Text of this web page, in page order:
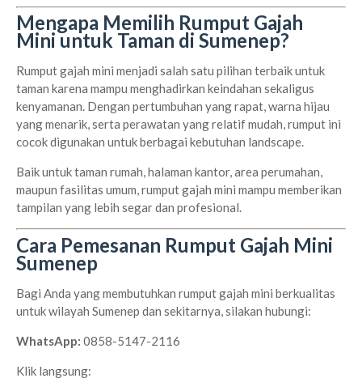
Mengapa Memilih Rumput Gajah
Mini untuk Taman di Sumenep?
Rumput gajah mini menjadi salah satu pilihan terbaik untuk
taman karena mampu menghadirkan keindahan sekaligus
kenyamanan. Dengan pertumbuhan yang rapat, warna hijau
yang menarik, serta perawatan yang relatif mudah, rumput ini
cocok digunakan untuk berbagai kebutuhan landscape.
Baik untuk taman rumah, halaman kantor, area perumahan,
maupun fasilitas umum, rumput gajah mini mampu memberikan
tampilan yang lebih segar dan profesional.
Cara Pemesanan Rumput Gajah Mini
Sumenep
Bagi Anda yang membutuhkan rumput gajah mini berkualitas
untuk wilayah Sumenep dan sekitarnya, silakan hubungi:
WhatsApp: 0858-5147-2116
Klik langsung: